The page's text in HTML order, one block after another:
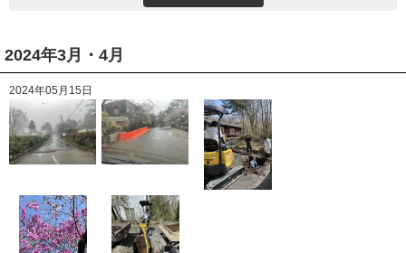
2024年3月・4月
2024年05月15日